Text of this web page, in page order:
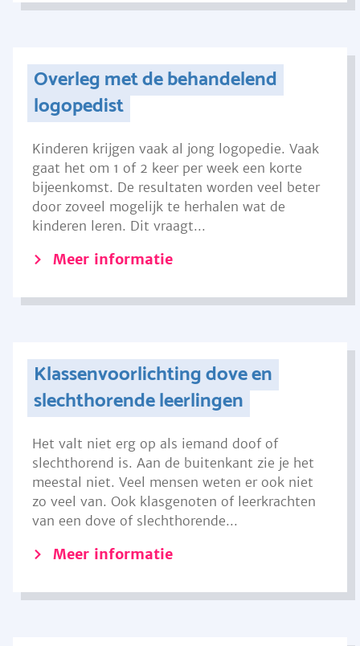
Overleg met de behandelend
logopedist
Kinderen krijgen vaak al jong logopedie. Vaak
gaat het om 1 of 2 keer per week een korte
bijeenkomst. De resultaten worden veel beter
door zoveel mogelijk te herhalen wat de
kinderen leren. Dit vraagt...
Meer informatie
Klassenvoorlichting dove en
slechthorende leerlingen
Het valt niet erg op als iemand doof of
slechthorend is. Aan de buitenkant zie je het
meestal niet. Veel mensen weten er ook niet
zo veel van. Ook klasgenoten of leerkrachten
van een dove of slechthorende...
Meer informatie